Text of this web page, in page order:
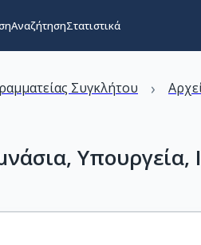
ΑναζήτησηΣτατιστικά
Συγκλήτου ›